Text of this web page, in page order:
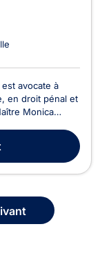
avocate à
en droit pénal et
Monica
en matière de